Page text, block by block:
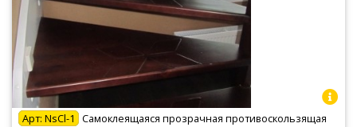
Арт: NsCl-1
Самоклеящаяся прозрачная противоскользящая